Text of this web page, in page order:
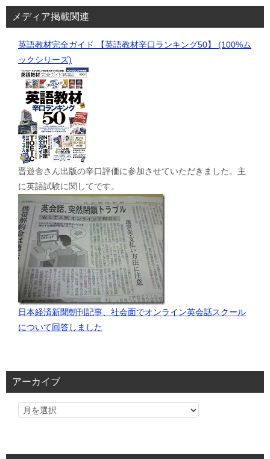
メディア掲載関連
英語教材完全ガイド 【英語教材辛口ランキング50】 (100%ム
ックシリーズ)
晋遊舎さん出版の辛口評価に参加させていただきました。主
に英語試験に関してです。
日本経済新聞朝刊記事、社会面でオンライン英会話スクール
について回答しました
アーカイブ